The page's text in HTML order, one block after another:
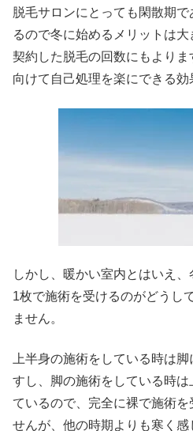
脱毛サロンにとっても閑散期
るので冬に始めるメリットは大
契約した脱毛の回数にもより
向けて自己処理を楽にできる効
しかし、暖かい室内とはいえ
1枚で施術を受けるのがどうし
ません。
上半身の施術をしている時は
すし、脚の施術をしている時
ているので、完全に裸で施術
せんが、他の時期よりも寒く感